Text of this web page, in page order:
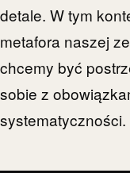
detale. W tym
metafora naszej
chcemy być
sobie z
systematyczności.